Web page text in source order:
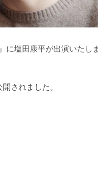
に塩田康平が出演いたし
されました。